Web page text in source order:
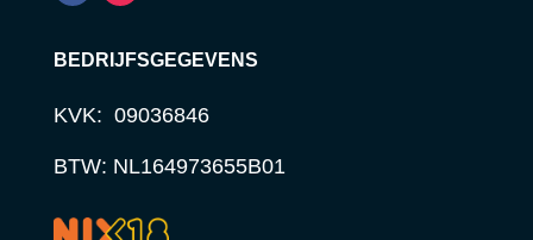
BEDRIJFSGEGEVENS
KVK: 09036846
BTW: NL164973655B01